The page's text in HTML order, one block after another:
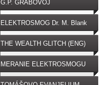
G.P. GRABOVOJ
ELEKTROSMOG Dr. M. Blank
THE WEALTH GLITCH (ENG)
MERANIE ELEKTROSMOGU